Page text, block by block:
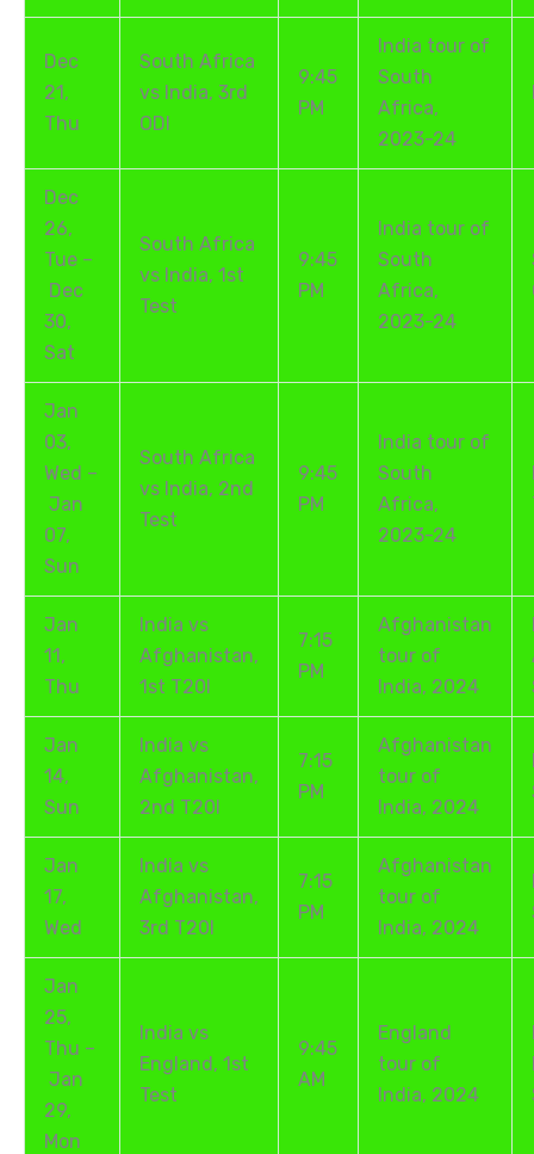
Dec
21,
Thu
South Africa
vs India, 3rd
ODI
9:45
PM
India tour of
South
Africa,
2023-24
Dec
26,
Tue –
Dec
30,
Sat
South Africa
vs India, 1st
Test
9:45
PM
India tour of
South
Africa,
2023-24
Jan
03,
Wed –
Jan
07,
Sun
South Africa
vs India, 2nd
Test
9:45
PM
India tour of
South
Africa,
2023-24
Jan
11,
Thu
India vs
Afghanistan,
1st T20I
7:15
PM
Afghanistan
tour of
India, 2024
Jan
14,
Sun
India vs
Afghanistan,
2nd T20I
7:15
PM
Afghanistan
tour of
India, 2024
Jan
17,
Wed
India vs
Afghanistan,
3rd T20I
7:15
PM
Afghanistan
tour of
India, 2024
Jan
25,
Thu –
Jan
29,
Mon
India vs
England, 1st
Test
9:45
AM
England
tour of
India, 2024